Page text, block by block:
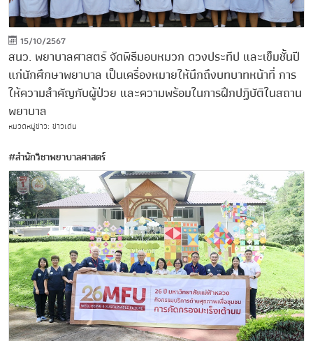
15/10/2567
สนว. พยาบาลศาสตร์ จัดพิธีมอบหมวก ดวงประทีป และเข็มชั้นปี
แก่นักศึกษาพยาบาล เป็นเครื่องหมายให้นึกถึงบทบาทหน้าที่ การ
ให้ความสำคัญกับผู้ป่วย และความพร้อมในการฝึกปฏิบัติในสถาน
พยาบาล
หมวดหมู่ข่าว: ข่าวเด่น
#สำนักวิชาพยาบาลศาสตร์